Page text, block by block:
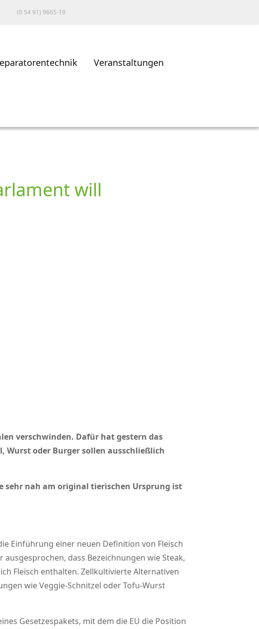
(0 54 91) 9665-19
Veranstaltungen
will
verschwinden. Dafür hat gestern das
Wurst oder Burger sollen ausschließlich
sehr nah am original tierischen Ursprung ist
Einführung einer neuen Definition von Fleisch
dass Bezeichnungen wie Steak,
Fleisch enthalten. Zellkultivierte Alternativen
wie Veggie-Schnitzel oder Tofu-Wurst
Gesetzespakets, mit dem die EU die Position